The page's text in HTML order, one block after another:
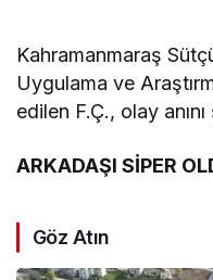
Kahramanmaraş
Uygulama ve
edilen F.Ç., olay
ARKADAŞI SİPER
Göz Atın